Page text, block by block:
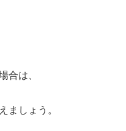
合は、
ましょう。